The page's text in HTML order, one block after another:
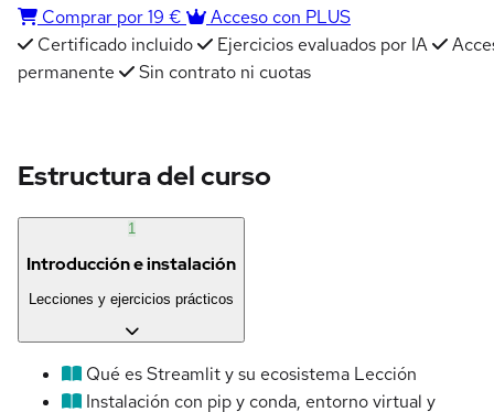
Comprar por 19 €
Acceso con PLUS
Certificado incluido
Ejercicios evaluados por IA
permanente
Sin contrato ni cuotas
Estructura del curso
1
Introducción e instalación
Lecciones y ejercicios prácticos
Qué es Streamlit y su ecosistema Lección
Instalación con pip y conda, entorno virtual y